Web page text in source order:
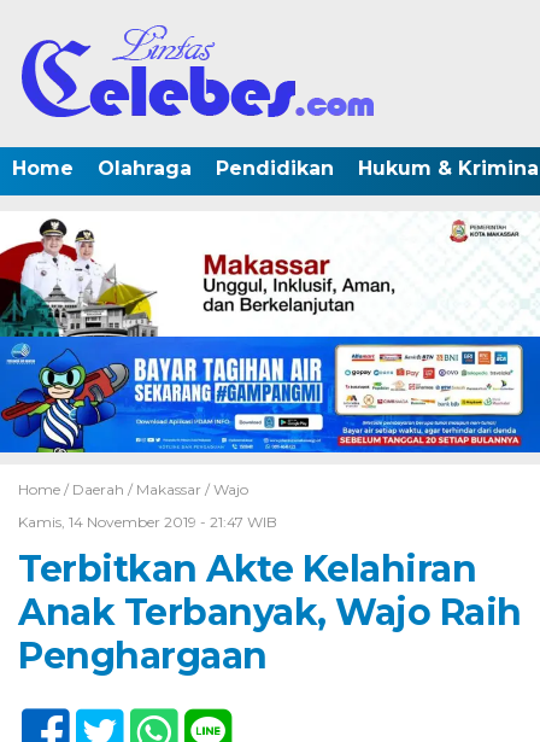
Home Olahraga Pendidikan Hukum &
Home / Daerah / Makassar / Wajo
Kamis, 14 November 2019 - 21:47 WIB
Terbitkan Akte Kelahiran
Anak Terbanyak, Wajo Raih
Penghargaan